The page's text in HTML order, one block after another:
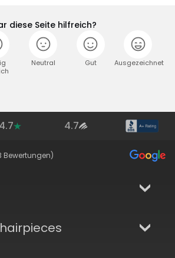
diese Seite hilfreich?
Neutral Gut Ausgezeichnet
4.7 4.7
Bewertungen)